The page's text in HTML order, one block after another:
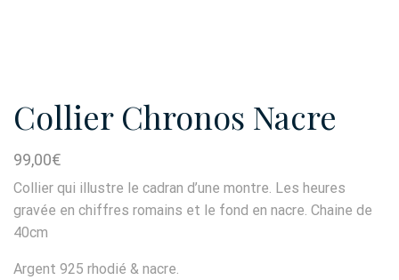
Collier Chronos Nacre
99,00€
Collier qui illustre le cadran d’une montre. Les heures
gravée en chiffres romains et le fond en nacre. Chaine de
40cm
Argent 925 rhodié & nacre.